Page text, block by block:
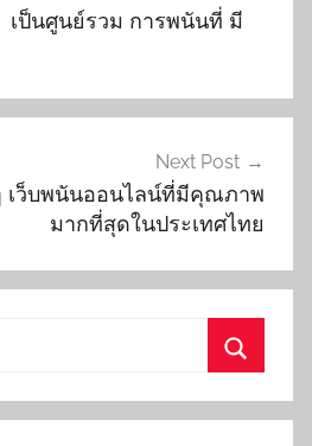
ป็นศูนย์รวม การพนันที่ มี
Next Post
เว็บพนันออนไลน์ที่มีคุณภาพ
มากที่สุดในประเทศไทย